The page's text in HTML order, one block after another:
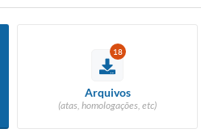
18
Arquivos
(atas, homologações, etc)